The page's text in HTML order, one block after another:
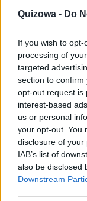
Quizowa - Do
If you wish to
processing of
targeted
section to
opt-out request is
interest-based
us or personal
your opt-out. You
disclosure of
IAB’s list of
also be disclosed
Downstream
Wiedza ogólna
Ten
Twoją wi...
Wiedza ogólna
Ten